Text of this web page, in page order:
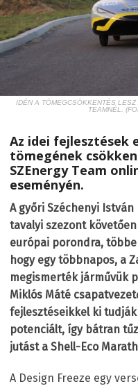
IDÉN A TÖMEGCSÖKKENTÉS
TEAMNÉL.
Az idei fejlesztések
tömegének
SZEnergy Team
eseményén.
A győri Széchenyi
tavalyi szezont
európai porondra,
hogy egy többnapos, a
megismerték járművük
Miklós Máté
fejlesztéseikkel ki
potenciált, így bátran
jutást a Shell-Eco
A Design Freeze egy